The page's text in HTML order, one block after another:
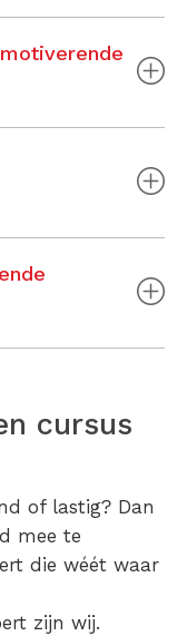
cursus
of lastig? Dan
mee te
die wéét waar
zijn wij.